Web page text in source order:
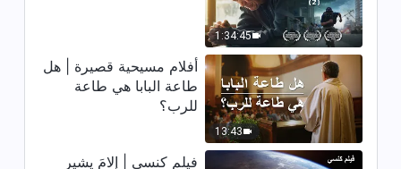
7:39
ترنيمة ورقصة – يرثي اللهُ لمستقبلِ
البشريةِ
4:36
ترنيمة ورقصة – المُلْكُ الألفيُّ قد
وصل
1:34:45
13:43
أفلام مسيحية قصيرة | هل
طاعة البابا هي طاعة
للرب؟
فيلم كنسي | إلامَ يشير